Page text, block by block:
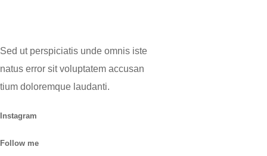
Sed ut perspiciatis unde omnis iste
natus error sit voluptatem accusan
tium doloremque laudanti.
Instagram
Follow me